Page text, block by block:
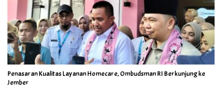
Penasaran Kualitas Layanan Homecare, Ombudsman RI Berkunjung ke
Jember